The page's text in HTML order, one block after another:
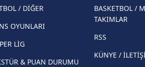
İspanya-Arjantin finalinin
basından gündem olan
Beşiktaş'ın UEFA
Eleme Turu muhtemel
/ DİĞER
OYUNLARI
LİG
& PUAN DURUMU
BASKETBOL /
TAKIMLAR
RSS
KÜNYE /